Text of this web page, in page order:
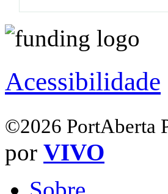
Acessibilidade
©2026 PortAberta
por VIVO